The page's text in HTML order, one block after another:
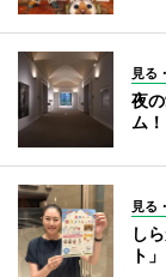
見る
夜
ム
見る
し
ト